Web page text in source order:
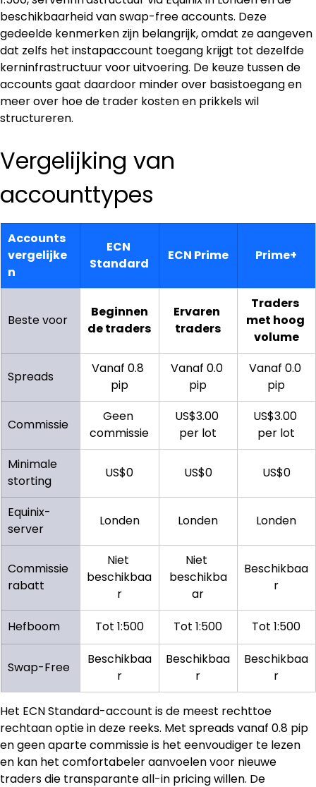
beschikbaarheid van swap-free accounts. Deze
gedeelde kenmerken zijn belangrijk, omdat ze aangeven
dat zelfs het instapaccount toegang krijgt tot dezelfde
kerninfrastructuur voor uitvoering. De keuze tussen de
accounts gaat daardoor minder over basis­toegang en
meer over hoe de trader kosten en prikkels wil
structureren.
Vergelijking van
accounttypes
Accounts
vergelijke
n
ECN
Standard
ECN Prime Prime+
Beste voor
Beginnen
de traders
Ervaren
traders
Traders
met hoog
volume
Spreads
Vanaf 0.8
pip
Vanaf 0.0
pip
Vanaf 0.0
pip
Commissie
Geen
commissie
US$3.00
per lot
US$3.00
per lot
Minimale
storting
US$0 US$0 US$0
Equinix-
server
Londen Londen Londen
Commissie
rabatt
Niet
beschikbaa
r
Niet
beschikba
ar
Beschikbaa
r
Hefboom Tot 1:500 Tot 1:500 Tot 1:500
Swap-Free
Beschikbaa
r
Beschikbaa
r
Beschikbaa
r
Het ECN Standard-account is de meest rechttoe
rechtaan optie in deze reeks. Met spreads vanaf 0.8 pip
en geen aparte commissie is het eenvoudiger te lezen
en kan het comfortabeler aanvoelen voor nieuwe
traders die transparante all-in pricing willen. De